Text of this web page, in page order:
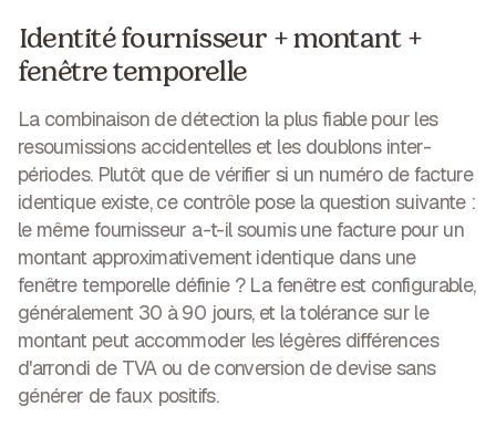
Identité fournisseur + montant +
fenêtre temporelle
La combinaison de détection la plus fiable pour les
resoumissions accidentelles et les doublons inter-
périodes. Plutôt que de vérifier si un numéro de facture
identique existe, ce contrôle pose la question suivante :
le même fournisseur a-t-il soumis une facture pour un
montant approximativement identique dans une
fenêtre temporelle définie ? La fenêtre est configurable,
généralement 30 à 90 jours, et la tolérance sur le
montant peut accommoder les légères différences
d'arrondi de TVA ou de conversion de devise sans
générer de faux positifs.